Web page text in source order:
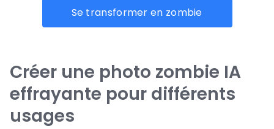
Se transformer en zombie
Créer une photo zombie IA
effrayante pour différents
usages